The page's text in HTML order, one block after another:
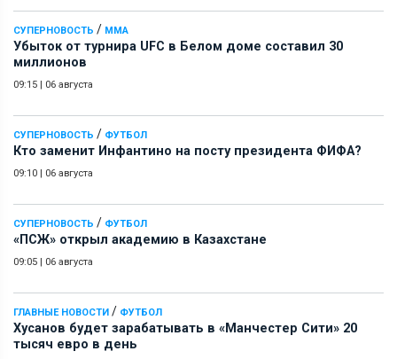
СУПЕРНОВОСТЬ / ММА
Убыток от турнира UFC в Белом доме составил 30
миллионов
09:15 | 06 августа
СУПЕРНОВОСТЬ / ФУТБОЛ
Кто заменит Инфантино на посту президента ФИФА?
09:10 | 06 августа
СУПЕРНОВОСТЬ / ФУТБОЛ
«ПСЖ» открыл академию в Казахстане
09:05 | 06 августа
ГЛАВНЫЕ НОВОСТИ / ФУТБОЛ
Хусанов будет зарабатывать в «Манчестер Сити» 20
тысяч евро в день